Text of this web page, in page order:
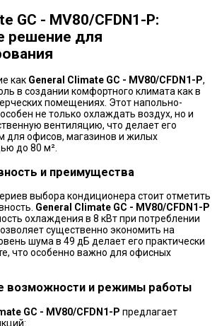
GC - MV80/CFDN1-P:
решение для
как General Climate GC - MV80/CFDN1-P,
в создании комфортного климата как в
помещениях. Этот напольно-
не только охлаждать воздух, но и
вентиляцию, что делает его
для офисов, магазинов и жилых
до 80 м².
и преимущества
выбора кондиционера стоит отметить
General Climate GC - MV80/CFDN1-P
охлаждения в 8 кВт при потреблении
существенно экономить на
шума в 49 дБ делает его практически
что особенно важно для офисных
возможности и режимы работы
GC - MV80/CFDN1-P предлагает